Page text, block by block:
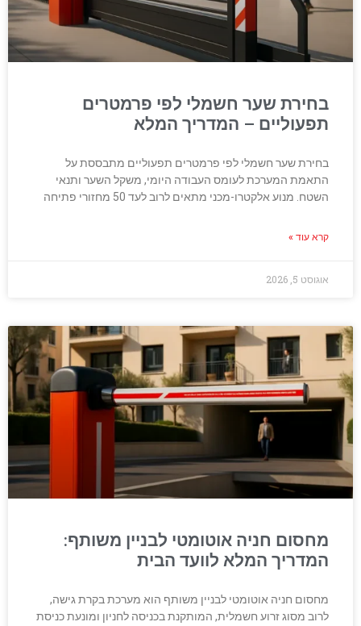
בחירת שער חשמלי לפי פרמטרים
תפעוליים – המדריך המלא
בחירת שער חשמלי לפי פרמטרים תפעוליים מתבססת על
התאמת המערכת לעומס העבודה היומי, משקל השער ותנאי
השטח. מנוע אלקטרו-מכני מתאים לרוב לעד 50 מחזורי פתיחה
קרא עוד »
אוגוסט 5, 2026
מחסום חניה אוטומטי לבניין משותף:
המדריך המלא לוועד הבית
מחסום חניה אוטומטי לבניין משותף הוא מערכת בקרת גישה,
לרוב מסוג זרוע חשמלית, המותקנת בכניסה לחניון ומונעת כניסת